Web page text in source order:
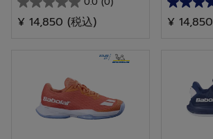
ー
星
0.0
す。
¥ 14,850 (税込)
星
5.0
す。
¥ 14,850